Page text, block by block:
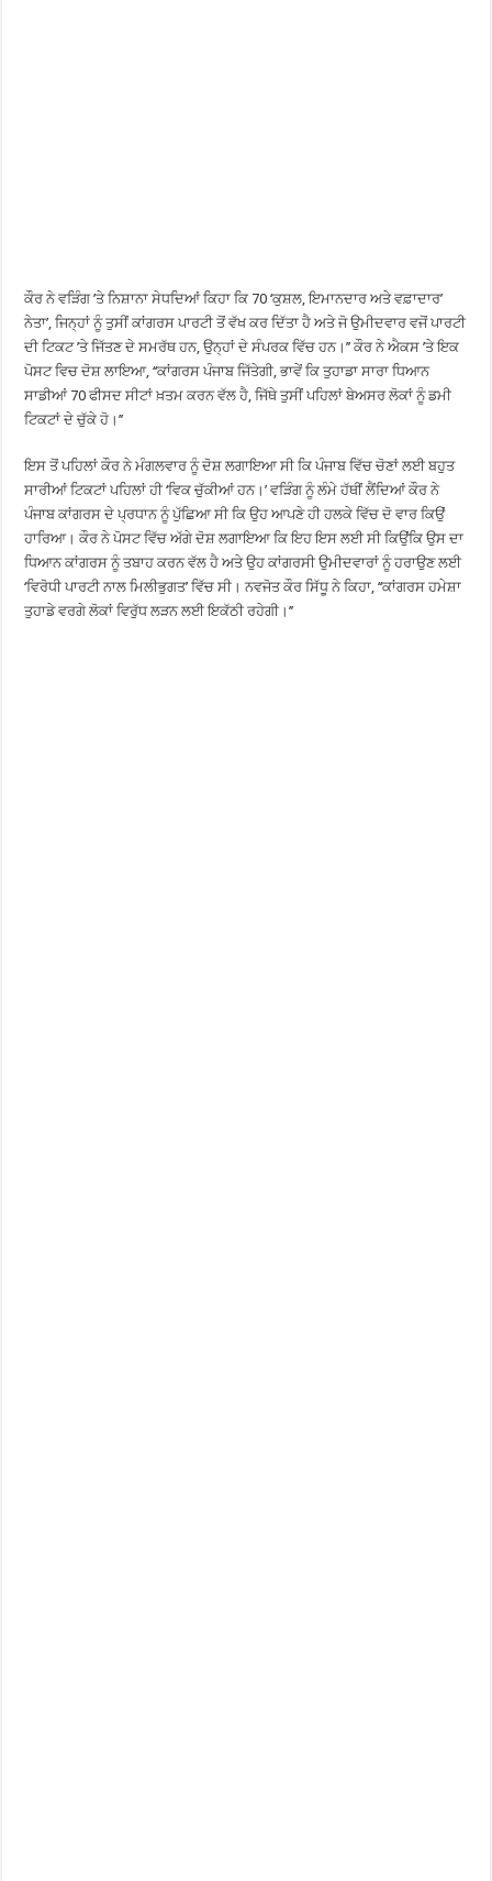
ਕੌਰ ਨੇ ਵੜਿੰਗ ’ਤੇ ਨਿਸ਼ਾਨਾ ਸੇਧਦਿਆਂ ਕਿਹਾ ਕਿ 70 ‘ਕੁਸ਼ਲ, ਇਮਾਨਦਾਰ ਅਤੇ ਵਫ਼ਾਦਾਰ’
ਨੇਤਾ’, ਜਿਨ੍ਹਾਂ ਨੂੰ ਤੁਸੀਂ ਕਾਂਗਰਸ ਪਾਰਟੀ ਤੋਂ ਵੱਖ ਕਰ ਦਿੱਤਾ ਹੈ ਅਤੇ ਜੋ ਉਮੀਦਵਾਰ ਵਜੋਂ ਪਾਰਟੀ
ਦੀ ਟਿਕਟ ’ਤੇ ਜਿੱਤਣ ਦੇ ਸਮਰੱਥ ਹਨ, ਉਨ੍ਹਾਂ ਦੇ ਸੰਪਰਕ ਵਿੱਚ ਹਨ।’’ ਕੌਰ ਨੇ ਐਕਸ ’ਤੇ ਇਕ
ਪੋਸਟ ਵਿਚ ਦੋਸ਼ ਲਾਇਆ, ‘‘ਕਾਂਗਰਸ ਪੰਜਾਬ ਜਿੱਤੇਗੀ, ਭਾਵੇਂ ਕਿ ਤੁਹਾਡਾ ਸਾਰਾ ਧਿਆਨ
ਸਾਡੀਆਂ 70 ਫੀਸਦ ਸੀਟਾਂ ਖ਼ਤਮ ਕਰਨ ਵੱਲ ਹੈ, ਜਿੱਥੇ ਤੁਸੀਂ ਪਹਿਲਾਂ ਬੇਅਸਰ ਲੋਕਾਂ ਨੂੰ ਡਮੀ
ਟਿਕਟਾਂ ਦੇ ਚੁੱਕੇ ਹੋ।’’
ਇਸ ਤੋਂ ਪਹਿਲਾਂ ਕੌਰ ਨੇ ਮੰਗਲਵਾਰ ਨੂੰ ਦੋਸ਼ ਲਗਾਇਆ ਸੀ ਕਿ ਪੰਜਾਬ ਵਿੱਚ ਚੋਣਾਂ ਲਈ ਬਹੁਤ
ਸਾਰੀਆਂ ਟਿਕਟਾਂ ਪਹਿਲਾਂ ਹੀ ‘ਵਿਕ ਚੁੱਕੀਆਂ ਹਨ।’ ਵੜਿੰਗ ਨੂੰ ਲੰਮੇ ਹੱਥੀਂ ਲੈਂਦਿਆਂ ਕੌਰ ਨੇ
ਪੰਜਾਬ ਕਾਂਗਰਸ ਦੇ ਪ੍ਰਧਾਨ ਨੂੰ ਪੁੱਛਿਆ ਸੀ ਕਿ ਉਹ ਆਪਣੇ ਹੀ ਹਲਕੇ ਵਿੱਚ ਦੋ ਵਾਰ ਕਿਉਂ
ਹਾਰਿਆ। ਕੌਰ ਨੇ ਪੋਸਟ ਵਿੱਚ ਅੱਗੇ ਦੋਸ਼ ਲਗਾਇਆ ਕਿ ਇਹ ਇਸ ਲਈ ਸੀ ਕਿਉਂਕਿ ਉਸ ਦਾ
ਧਿਆਨ ਕਾਂਗਰਸ ਨੂੰ ਤਬਾਹ ਕਰਨ ਵੱਲ ਹੈ ਅਤੇ ਉਹ ਕਾਂਗਰਸੀ ਉਮੀਦਵਾਰਾਂ ਨੂੰ ਹਰਾਉਣ ਲਈ
‘ਵਿਰੋਧੀ ਪਾਰਟੀ ਨਾਲ ਮਿਲੀਭੁਗਤ’ ਵਿੱਚ ਸੀ। ਨਵਜੋਤ ਕੌਰ ਸਿੱਧੂ ਨੇ ਕਿਹਾ, ‘‘ਕਾਂਗਰਸ ਹਮੇਸ਼ਾ
ਤੁਹਾਡੇ ਵਰਗੇ ਲੋਕਾਂ ਵਿਰੁੱਧ ਲੜਨ ਲਈ ਇਕੱਠੀ ਰਹੇਗੀ।’’